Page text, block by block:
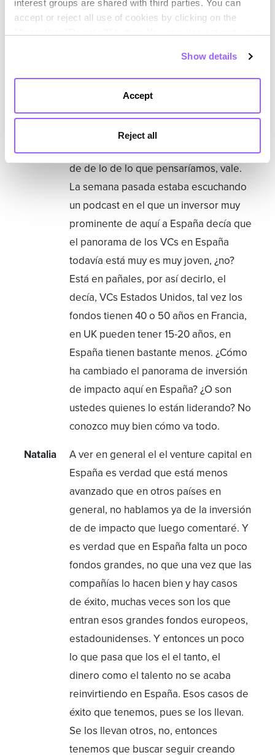
interest groups are shared with third parties. You can
accept or reject all use of cookies by clicking on the
out more about the use of cookies and your rights in our
Cookies Policy
Show details
Accept
Reject all
creo que que las cosas se están
Andrés
Claro es que es que justo hacia arriba,
porque como tú dices los objetivos son
tan ambiciosos que lograrlo solo con
decrecimiento creo que creo que
puede tener un resultado más adverso
de de lo de lo que pensaríamos, vale.
La semana pasada estaba escuchando
un podcast en el que un inversor muy
prominente de aquí a España decía que
el panorama de los VCs en España
todavía está muy es muy joven, ¿no?
Está en pañales, por así decirlo, el
decía, VCs Estados Unidos, tal vez los
fondos tienen 40 o 50 años en Francia,
en UK pueden tener 15-20 años, en
España tienen bastante menos. ¿Cómo
ha cambiado el panorama de inversión
de impacto aquí en España? ¿O son
ustedes quienes lo están liderando? No
conozco muy bien cómo va todo.
Natalia
A ver en general el el venture capital en
España es verdad que está menos
avanzado que en otros países en
general, no hablamos ya de la inversión
de de impacto que luego comentaré. Y
es verdad que en España falta un poco
fondos grandes, no que una vez que las
compañías lo hacen bien y hay casos
de éxito, muchas veces son los que
entran esos grandes fondos europeos,
estadounidenses. Y entonces un poco
lo que pasa que los el el tanto, el
dinero como el talento no se acaba
reinvirtiendo en España. Esos casos de
éxito que tenemos, pues se los llevan.
Se los llevan otros, no, entonces
tenemos que buscar seguir creando